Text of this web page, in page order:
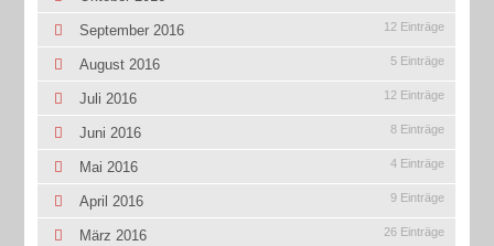
September 2016 12 Einträge
August 2016 5 Einträge
Juli 2016 12 Einträge
Juni 2016 8 Einträge
Mai 2016 4 Einträge
April 2016 9 Einträge
März 2016 26 Einträge